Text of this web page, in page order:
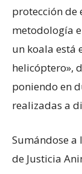
protección de
metodología
un koala está
helicóptero»,
poniendo en
realizadas a
Sumándose
de Justicia